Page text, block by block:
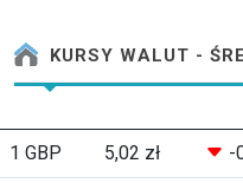
KURSY WALUT -
1 GBP 5,02 zł -